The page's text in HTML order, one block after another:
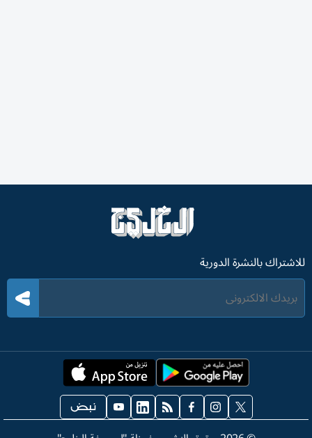
للاشتراك بالنشرة الدورية